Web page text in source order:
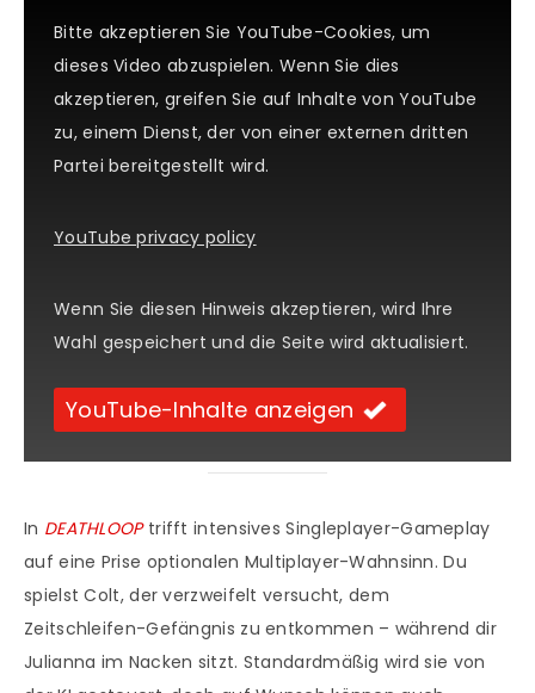
Bitte akzeptieren Sie YouTube-Cookies, um
dieses Video abzuspielen. Wenn Sie dies
akzeptieren, greifen Sie auf Inhalte von YouTube
zu, einem Dienst, der von einer externen dritten
Partei bereitgestellt wird.
YouTube privacy policy
Wenn Sie diesen Hinweis akzeptieren, wird Ihre
Wahl gespeichert und die Seite wird aktualisiert.
YouTube-Inhalte anzeigen
In DEATHLOOPtrifft intensives Singleplayer-Gameplay
auf eine Prise optionalen Multiplayer-Wahnsinn. Du
spielst Colt, der verzweifelt versucht, dem
Zeitschleifen-Gefängnis zu entkommen – während dir
Julianna im Nacken sitzt. Standardmäßig wird sie von